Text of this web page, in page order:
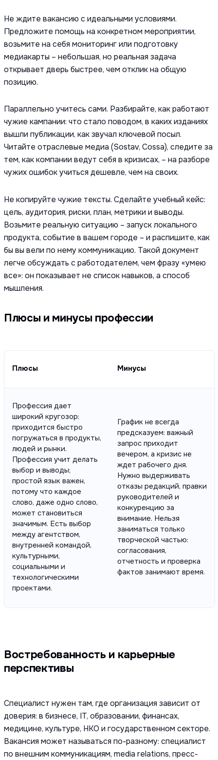
Не ждите вакансию с идеальными условиями.
Предложите помощь на конкретном мероприятии,
возьмите на себя мониторинг или подготовку
медиакарты – небольшая, но реальная задача
открывает дверь быстрее, чем отклик на общую
позицию.
Параллельно учитесь сами. Разбирайте, как работают
чужие кампании: что стало поводом, в каких изданиях
вышли публикации, как звучал ключевой посыл.
Читайте отраслевые медиа (Sostav, Cossa), следите за
тем, как компании ведут себя в кризисах, – на разборе
чужих ошибок учиться дешевле, чем на своих.
Не копируйте чужие тексты. Сделайте учебный кейс:
цель, аудитория, риски, план, метрики и выводы.
Возьмите реальную ситуацию – запуск локального
продукта, событие в вашем городе – и распишите, как
бы вы вели по нему коммуникацию. Такой документ
легче обсуждать с работодателем, чем фразу «умею
все»: он показывает не список навыков, а способ
мышления.
Плюсы и минусы профессии
Плюсы Минусы
Профессия дает
широкий кругозор:
приходится быстро
погружаться в продукты,
людей и рынки.
Профессия учит делать
выбор и выводы;
простой язык важен,
потому что каждое
слово, даже одно слово,
может становиться
значимым. Есть выбор
между агентством,
внутренней командой,
культурными,
социальными и
технологическими
проектами.
График не всегда
предсказуем: важный
запрос приходит
вечером, а кризис не
ждет рабочего дня.
Нужно выдерживать
отказы редакций, правки
руководителей и
конкуренцию за
внимание. Нельзя
заниматься только
творческой частью:
согласования,
отчетность и проверка
фактов занимают время.
Востребованность и карьерные
перспективы
Специалист нужен там, где организация зависит от
доверия: в бизнесе, IT, образовании, финансах,
медицине, культуре, НКО и государственном секторе.
Вакансия может называться по-разному: специалист
по внешним коммуникациям, media relations, пресс-